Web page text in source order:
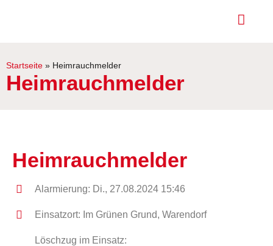
Startseite » Heimrauchmelder
Heimrauchmelder
Heimrauchmelder
Alarmierung: Di., 27.08.2024 15:46
Einsatzort: Im Grünen Grund, Warendorf
Löschzug im Einsatz: